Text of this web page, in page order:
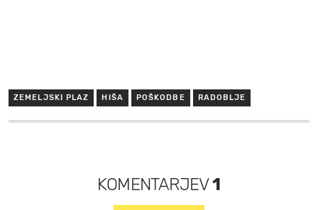
ZEMELJSKI PLAZ HIŠA POŠKODBE RADOBLJE
KOMENTARJEV1